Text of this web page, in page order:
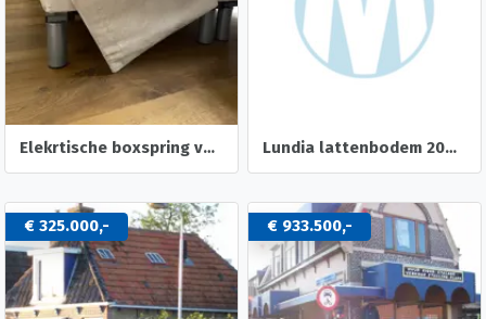
Elekrtische boxspring van swiss sense (15 jaar oud) op te halen tussen 26 en 30 november Lundia lattenbodem 200 x 90 cm
€ 325.000,- € 933.500,-